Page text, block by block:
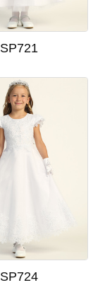
SP721
SP724